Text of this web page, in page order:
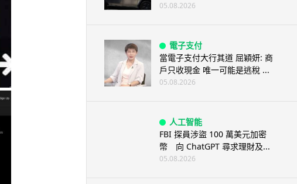
05.08.2026
電子支付
當電子支付大行其道 屈穎妍: 商
戶只收現金 唯一可能是逃稅 ...
05.08.2026
人工智能
FBI 探員涉盜 100 萬美元加密
幣 向 ChatGPT 尋求理財及...
05.08.2026